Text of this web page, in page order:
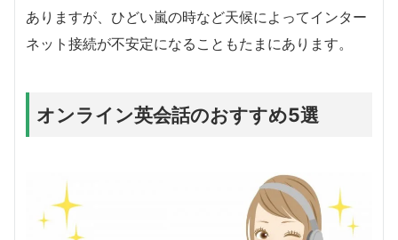
ありますが、ひどい嵐の時など天候によってインター
ネット接続が不安定になることもたまにあります。
オンライン英会話のおすすめ5選